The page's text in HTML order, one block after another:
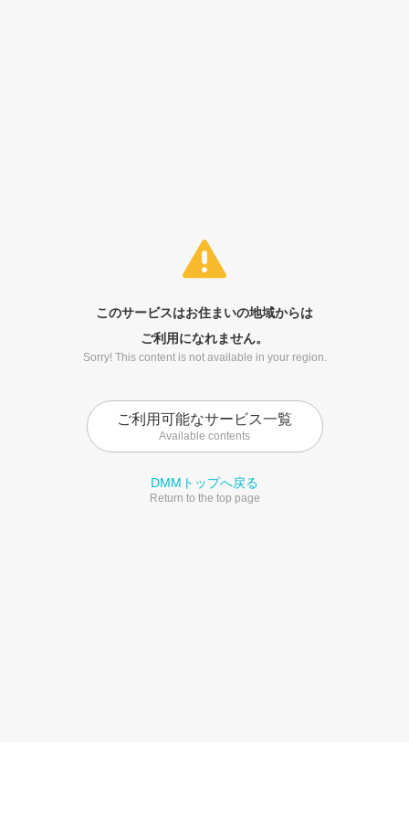
このサービスはお住まいの地域からは
ご利用になれません。
Sorry! This content is not available in your region.
ご利用可能なサービス一覧
Available contents
DMMトップへ戻る
Return to the top page